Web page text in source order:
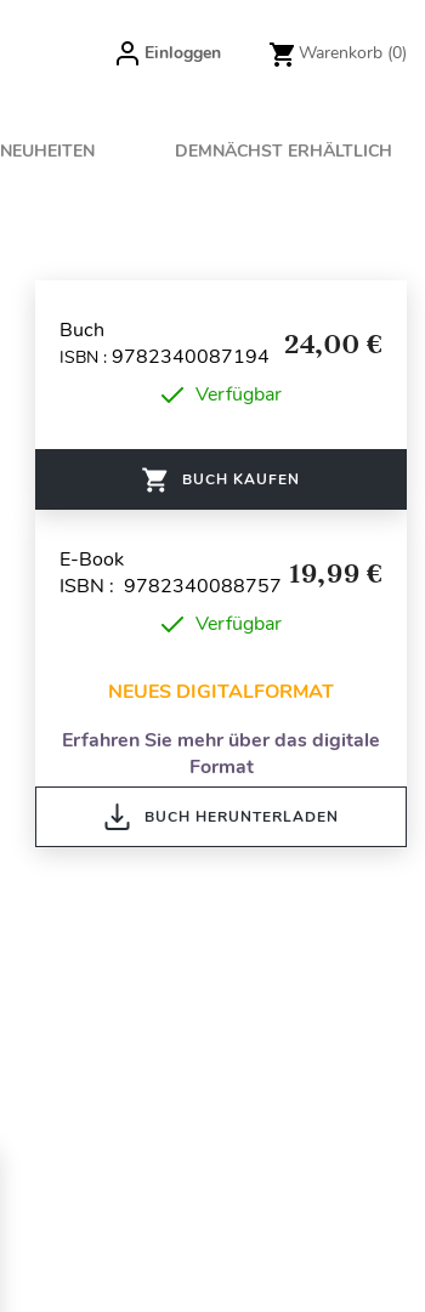
Einloggen Warenkorb (0)
NEUHEITEN DEMNÄCHST ERHÄLTLICH
Buch
ISBN : 9782340087194 24,00 €
Verfügbar
BUCH KAUFEN
E-Book
ISBN : 9782340088757 19,99 €
Verfügbar
NEUES DIGITALFORMAT
Erfahren Sie mehr über das digitale
Format
BUCH HERUNTERLADEN